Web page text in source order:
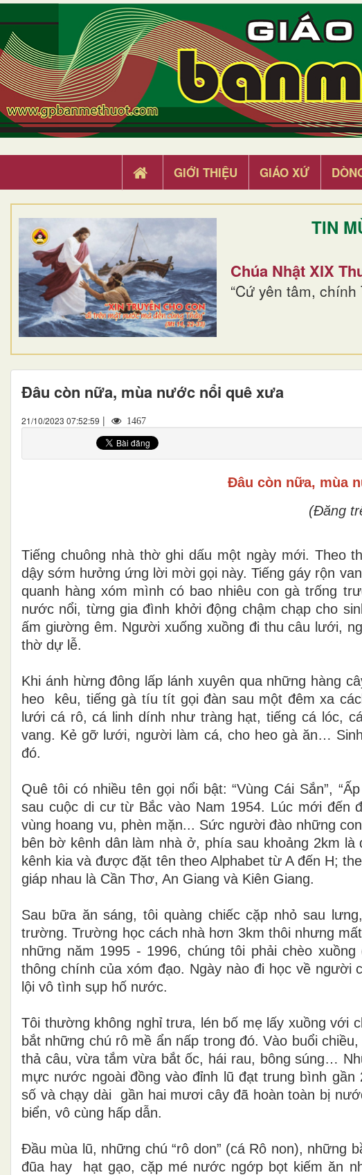
GIỚI THIỆU GIÁO XỨ
TIN
Chúa Nhật XIX
“Cứ yên tâm,
Đâu còn nữa, mùa nước nổi quê xưa
21/10/2023 07:52:59 | 1467
Đâu còn nữa, mùa
(Đăng
Tiếng chuông nhà thờ ghi dấu một ngày mới. Theo
dậy sớm hưởng ứng lời mời gọi này. Tiếng gáy rộn
quanh hàng xóm mình có bao nhiêu con gà trống
nước nổi, từng gia đình khởi động chậm chạp cho
ấm giường êm. Người xuống xuồng đi thu câu lưới,
thờ dự lễ.
Khi ánh hừng đông lấp lánh xuyên qua những hàng
heo
kêu, tiếng gà tíu tít gọi đàn sau một đêm xa
lưới cá rô, cá linhdính như tràng hạt, tiếng cá lóc,
vang. Kẻ gỡ lưới, người làm cá, cho heo gà ăn…
đó.
Quê tôi có nhiều tên gọi nổi bật: “Vùng Cái Sắn”,
sau cuộc di cư từ Bắc vào Nam 1954. Lúc mới đến
vùng hoang vu, phèn mặn... Sức người đào những
bên bờ kênh dân làm nhà ở, phía sau khoảng 2km
kênh kia và được đặt tên theo Alphabet từ A đến H;
giáp nhau là Cần Thơ, An Giang và Kiên Giang.
Sau bữa ăn sáng, tôi quàng chiếc cặp nhỏ sau lưng,
trường. Trường học cách nhà hơn 3km thôi nhưng
những năm 1995 - 1996, chúng tôi phải chèo
thông chính của xóm đạo. Ngày nào đi học về
lội vô tình sụp hố nước.
Tôi thường không nghỉ trưa, lén bố mẹ lấy xuồng với
bắt những chú rô mề ẩn nấp trong đó. Vào buổi
thả câu, vừa tắm vừa bắt ốc, hái rau, bông súng…
mực nước ngoài đồng vào đỉnh lũ đạt trung bình gần
số và chạy dài
gần hai mươi cây đã hoàn toàn bị
biển, vô cùng hấp dẫn.
Đầu mùa lũ, những chú “rô don” (cá Rô non), những
đũa hay
hạt gạo, cặp mé nước ngớp bọt kiếm ăn